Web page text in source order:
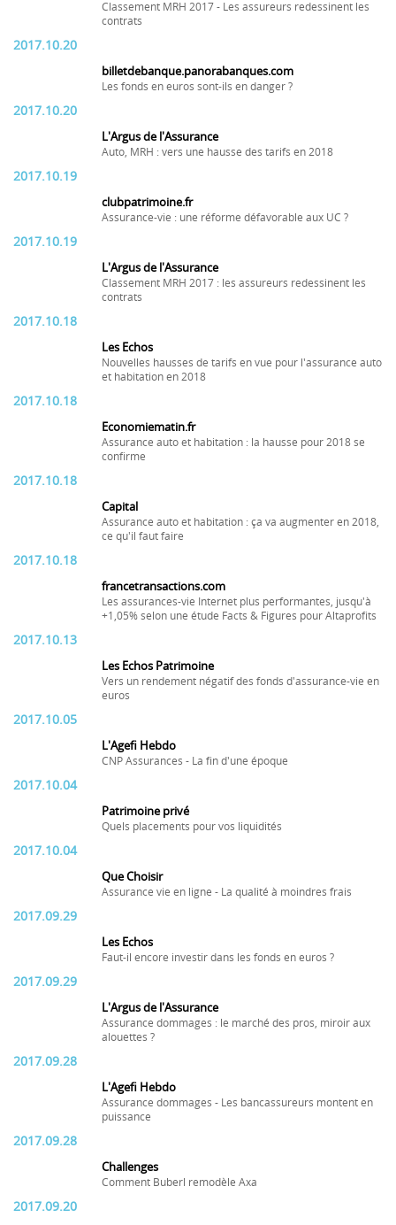
Classement MRH 2017 - Les assureurs redessinent les
contrats
2017.10.20
billetdebanque.panorabanques.com
Les fonds en euros sont-ils en danger ?
2017.10.20
L'Argus de l'Assurance
Auto, MRH : vers une hausse des tarifs en 2018
2017.10.19
clubpatrimoine.fr
Assurance-vie : une réforme défavorable aux UC ?
2017.10.19
L'Argus de l'Assurance
Classement MRH 2017 : les assureurs redessinent les
contrats
2017.10.18
Les Echos
Nouvelles hausses de tarifs en vue pour l'assurance auto
et habitation en 2018
2017.10.18
Economiematin.fr
Assurance auto et habitation : la hausse pour 2018 se
confirme
2017.10.18
Capital
Assurance auto et habitation : ça va augmenter en 2018,
ce qu'il faut faire
2017.10.18
francetransactions.com
Les assurances-vie Internet plus performantes, jusqu'à
+1,05% selon une étude Facts & Figures pour Altaprofits
2017.10.13
Les Echos Patrimoine
Vers un rendement négatif des fonds d'assurance-vie en
euros
2017.10.05
L'Agefi Hebdo
CNP Assurances - La fin d'une époque
2017.10.04
Patrimoine privé
Quels placements pour vos liquidités
2017.10.04
Que Choisir
Assurance vie en ligne - La qualité à moindres frais
2017.09.29
Les Echos
Faut-il encore investir dans les fonds en euros ?
2017.09.29
L'Argus de l'Assurance
Assurance dommages : le marché des pros, miroir aux
alouettes ?
2017.09.28
L'Agefi Hebdo
Assurance dommages - Les bancassureurs montent en
puissance
2017.09.28
Challenges
Comment Buberl remodèle Axa
2017.09.20